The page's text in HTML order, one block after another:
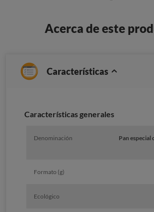
Acerca de este
Características
Características generales
Denominación
Pan especial
Formato (g)
Ecológico